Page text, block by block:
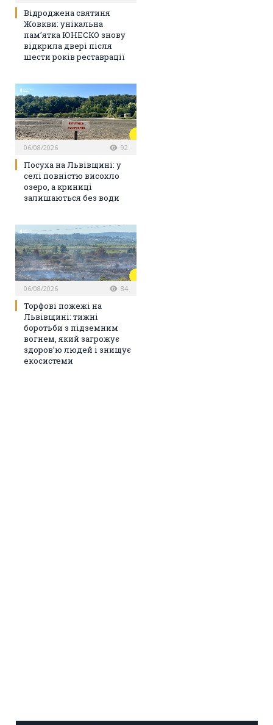
Відроджена святиня
Жовкви: унікальна
пам’ятка ЮНЕСКО знову
відкрила двері після
шести років реставрації
06/08/2026 92
Посуха на Львівщині: у
селі повністю висохло
озеро, а криниці
залишаються без води
06/08/2026 84
Торфові пожежі на
Львівщині: тижні
боротьби з підземним
вогнем, який загрожує
здоров’ю людей і знищує
екосистеми